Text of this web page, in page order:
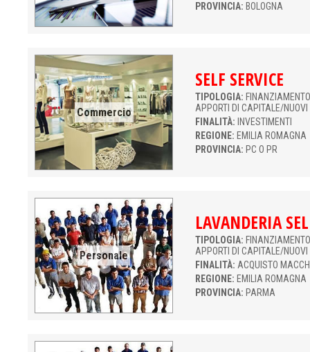
PROVINCIA: BOLOGNA
Commercio
SELF SERVICE
TIPOLOGIA:
APPORTI DI CAPITALE/NUOVI
FINALITÀ: INVESTIMENTI
REGIONE: EMILIA ROMAGNA
PROVINCIA: PC O PR
Personale
LAVANDERIA
TIPOLOGIA:
APPORTI DI CAPITALE/NUOVI
FINALITÀ: ACQUISTO
REGIONE: EMILIA ROMAGNA
PROVINCIA: PARMA